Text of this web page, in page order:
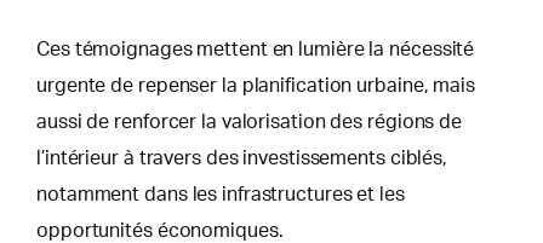
Ces témoignages mettent en lumière la nécessité
urgente de repenser la planification urbaine, mais
aussi de renforcer la valorisation des régions de
l’intérieur à travers des investissements ciblés,
notamment dans les infrastructures et les
opportunités économiques.